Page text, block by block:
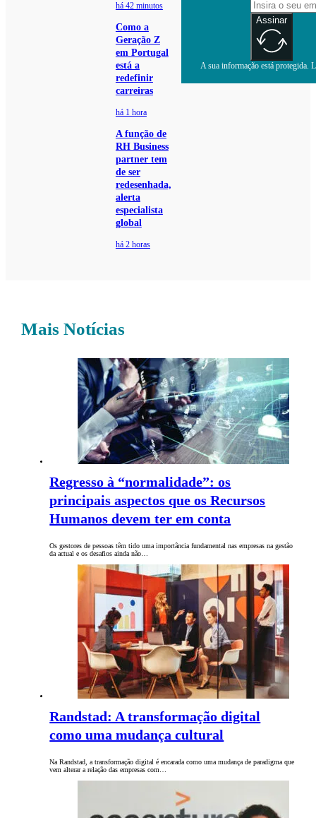
há 42 minutos
Como a
Geração Z
em Portugal
está a
redefinir
carreiras
há 1 hora
A função de
RH Business
partner tem
de ser
redesenhada,
alerta
especialista
global
há 2 horas
Assinar
A sua informação está protegida.
Mais Notícias
Regresso à “normalidade”: os
principais aspectos que os Recursos
Humanos devem ter em conta
Os gestores de pessoas têm tido uma importância fundamental nas empresas na gestão
da actual e os desafios ainda não…
Randstad: A transformação digital
como uma mudança cultural
Na Randstad, a transformação digital é encarada como uma mudança de paradigma que
vem alterar a relação das empresas com…